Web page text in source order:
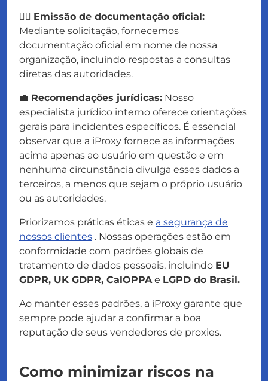
✍🏻 Emissão de documentação oficial:
Mediante solicitação, fornecemos
documentação oficial em nome de nossa
organização, incluindo respostas a consultas
diretas das autoridades.
💼 Recomendações jurídicas: Nosso
especialista jurídico interno oferece orientações
gerais para incidentes específicos. É essencial
observar que a iProxy fornece as informações
acima apenas ao usuário em questão e em
nenhuma circunstância divulga esses dados a
terceiros, a menos que sejam o próprio usuário
ou as autoridades.
Priorizamos práticas éticas e a segurança de
nossos clientes . Nossas operações estão em
conformidade com padrões globais de
tratamento de dados pessoais, incluindo EU
GDPR, UK GDPR, CalOPPA e LGPD do Brasil.
Ao manter esses padrões, a iProxy garante que
sempre pode ajudar a confirmar a boa
reputação de seus vendedores de proxies.
Como minimizar riscos na